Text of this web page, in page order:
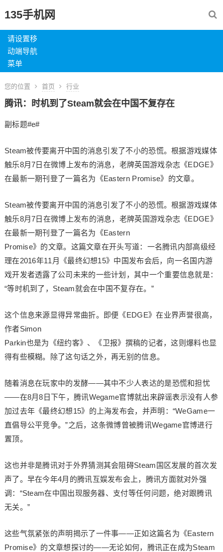
135手机网
请设置移
动端导航
菜单
您的位置 首页 行业
腾讯：时机到了Steam就会在中国不复存在
副标题#e#
Steam被传要离开中国的消息引发了不小的恐慌。根据游戏媒体
触乐8月7日在微博上发布的消息，老牌英国游戏杂志《EDGE》
在最新一期刊登了一篇名为《Eastern Promise》的文章。
Steam被传要离开中国的消息引发了不小的恐慌。根据游戏媒体
触乐8月7日在微博上发布的消息，老牌英国游戏杂志《EDGE》
在最新一期刊登了一篇名为《Eastern
Promise》的文章。这篇文章在开头写道：一名腾讯内部高级经
理在2016年11月《最终幻想15》中国发布会后，向一名国内游
戏开发者透露了公司未来的一些计划，其中一个重要信息就是：
“等时机到了，Steam就会在中国不复存在。”
这个信息来源显得异常曲折。即便《EDGE》在业界声誉很高，
作者Simon
Parkin也是为《纽约客》、《卫报》撰稿的记者，这则爆料也显
得有些模糊。除了这句话之外，再无别的信息。
随着消息在玩家中的发酵——其中不少人表达的是恐慌和担忧
——在8月8日下午，腾讯Wegame官博就出来辟谣表示没有人参
加过去年《最终幻想15》的上海发布会，并声明：“WeGame一
直倡导公平竞争。”之后，这条微博曾被腾讯Wegame官博进行
置顶。
这也并非是腾讯对于外界猜测其会阻碍Steam国区发展的首次发
声了。早在今年4月的腾讯互娱发布会上，腾讯方面就对外强
调：“Steam在中国出现服务器、支付等任何问题，绝对跟腾讯
无关。”
这些气氛紧张的声明揭示了一件事——正如这篇名为《Eastern
Promise》的文章想探讨的——无论如何，腾讯正在成为Steam